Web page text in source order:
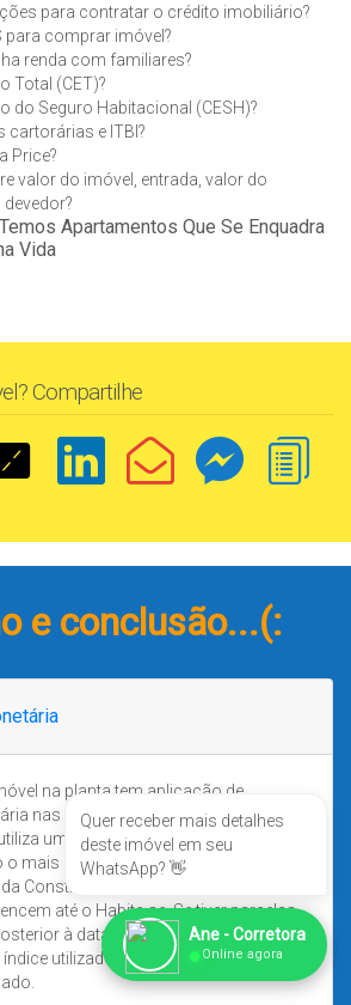
para contratar o crédito imobiliário?
para comprar imóvel?
renda com familiares?
Total (CET)?
do Seguro Habitacional (CESH)?
cartorárias e ITBI?
Price?
valor do imóvel, entrada, valor do
Apartamentos Que Se Enquadra
Vida
Compartilhe
e conclusão...(:
na planta tem aplicação de
nas parcelas e no saldo devedor.
um índice diferente para cada
mais comum o INCC – Índice
Construção. Esse índice é aplicado
até o Habite-se. Se tiver parcelas
à data da expedição do Habite-
utilizado é o IGP-M – Índice Geral
Quer receber mais detalhes
deste imóvel em seu
WhatsApp? 👋
Ane - Corretora
●Online agora